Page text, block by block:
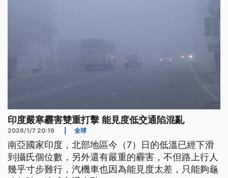
印度嚴寒霾害雙重打擊 能見度低交通陷混亂
2026/1/7 20:19 全球
南亞國家印度，北部地區今（7）日的低溫已經下滑
到攝氏個位數，另外還有嚴重的霾害，不但路上行人
幾乎寸步難行，汽機車也因為能見度太差，只能夠龜